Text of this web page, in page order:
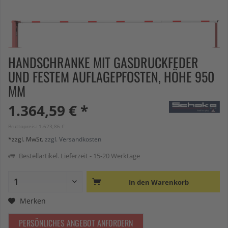
HANDSCHRANKE MIT GASDRUCKFEDER
UND FESTEM AUFLAGEPFOSTEN, HÖHE 950
MM
1.364,59 € *
Bruttopreis: 1.623,86 €
*zzgl. MwSt. zzgl. Versandkosten
Bestellartikel. Lieferzeit - 15-20 Werktage
In den Warenkorb
Merken
PERSÖNLICHES ANGEBOT ANFORDERN